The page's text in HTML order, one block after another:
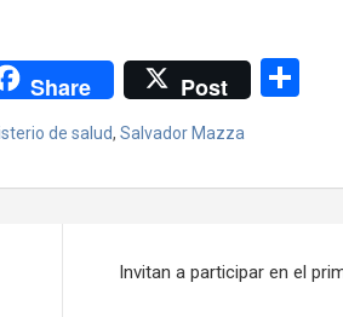
Share Post
p
tir
de salud, Salvador Mazza
Invitan a participar en el